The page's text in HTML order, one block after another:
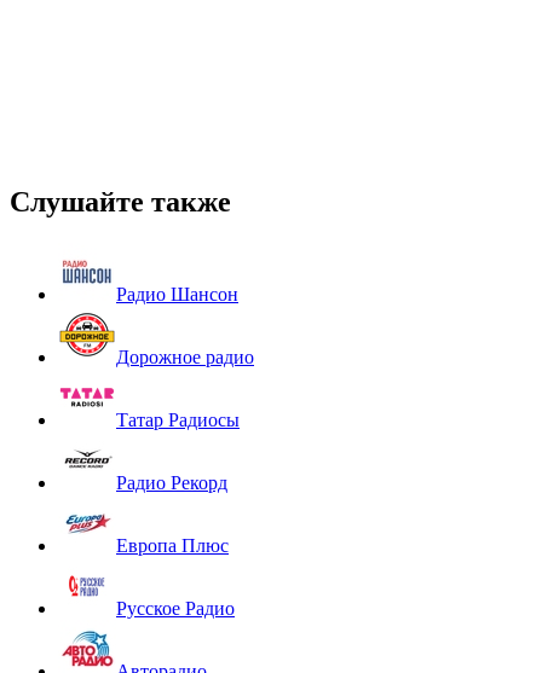
Слушайте также
Радио Шансон
Дорожное радио
Татар Радиосы
Радио Рекорд
Европа Плюс
Русское Радио